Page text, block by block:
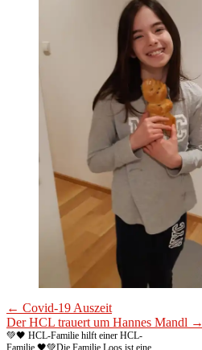
← Covid-19 Auszeit
Der HCL trauert um Hannes Mandl →
💚🖤 HCL-Familie hilft einer HCL-
Familie 🖤💚Die Familie Loos ist eine